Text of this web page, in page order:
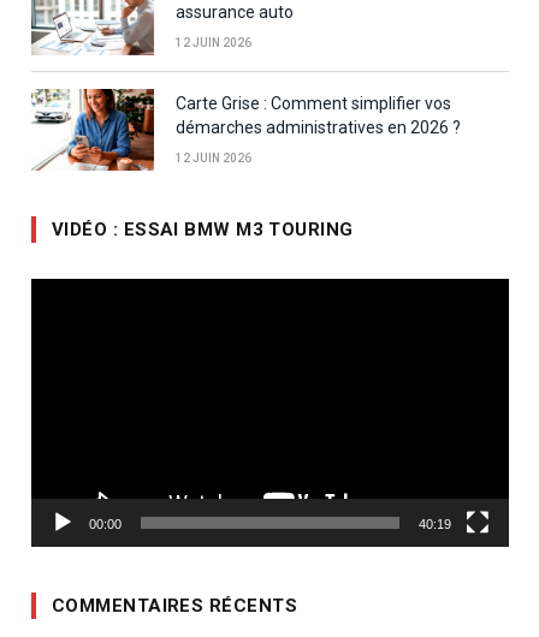
assurance auto
12 JUIN 2026
Carte Grise : Comment simplifier vos
démarches administratives en 2026 ?
12 JUIN 2026
VIDÉO : ESSAI BMW M3 TOURING
00:00 40:19
COMMENTAIRES RÉCENTS